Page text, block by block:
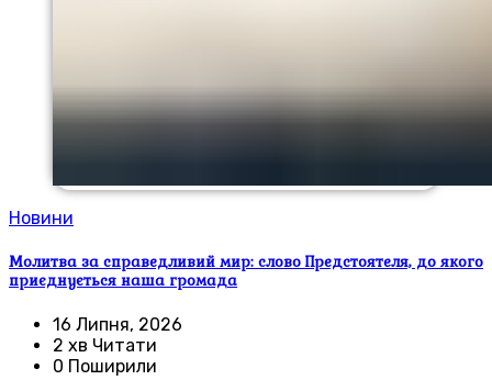
Новини
Молитва за справедливий мир: слово Предстоятеля, до якого
приєднується наша громада
16 Липня, 2026
2 хв Читати
0 Поширили